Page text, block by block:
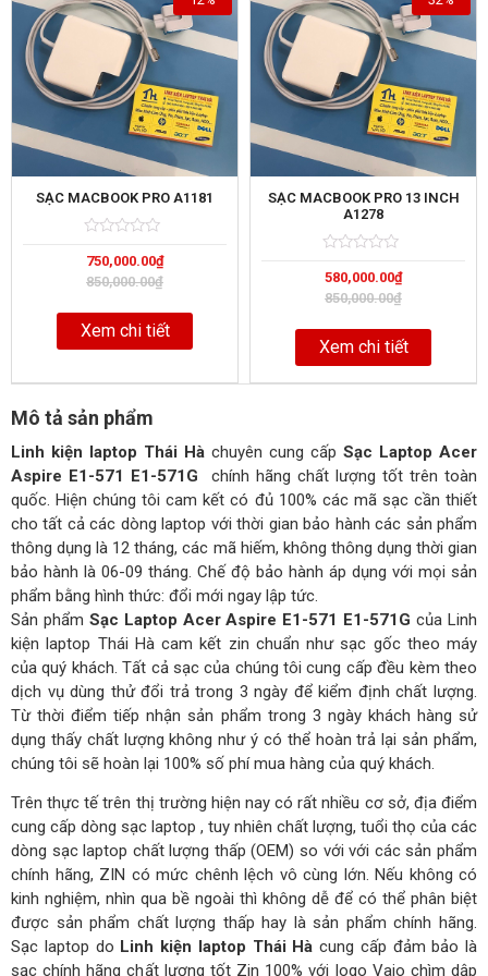
SẠC MACBOOK PRO A1181
0
out
of
850,000.00₫
750,000.00₫
Xem chi tiết
SẠC MACBOOK PRO 13 INCH
A1278
0
out
of
850,000.00₫
580,000.00₫
Xem chi tiết
Mô tả sản phẩm
Linh kiện laptop Thái Hà chuyên cung cấp Sạc Laptop Acer
Aspire E1-571 E1-571G chính hãng chất lượng tốt trên toàn
quốc. Hiện chúng tôi cam kết có đủ 100% các mã sạc cần thiết
cho tất cả các dòng laptop với thời gian bảo hành các sản phẩm
thông dụng là 12 tháng, các mã hiếm, không thông dụng thời gian
bảo hành là 06-09 tháng. Chế độ bảo hành áp dụng với mọi sản
phẩm bằng hình thức: đổi mới ngay lập tức.
Sản phẩm Sạc Laptop Acer Aspire E1-571 E1-571G của Linh
kiện laptop Thái Hà cam kết zin chuẩn như sạc gốc theo máy
của quý khách. Tất cả sạc của chúng tôi cung cấp đều kèm theo
dịch vụ dùng thử đổi trả trong 3 ngày để kiểm định chất lượng.
Từ thời điểm tiếp nhận sản phẩm trong 3 ngày khách hàng sử
dụng thấy chất lượng không như ý có thể hoàn trả lại sản phẩm,
chúng tôi sẽ hoàn lại 100% số phí mua hàng của quý khách.
Trên thực tế trên thị trường hiện nay có rất nhiều cơ sở, địa điểm
cung cấp dòng sạc laptop , tuy nhiên chất lượng, tuổi thọ của các
dòng sạc laptop chất lượng thấp (OEM) so với với các sản phẩm
chính hãng, ZIN có mức chênh lệch vô cùng lớn. Nếu không có
kinh nghiệm, nhìn qua bề ngoài thì không dễ để có thể phân biệt
được sản phẩm chất lượng thấp hay là sản phẩm chính hãng.
Sạc laptop do Linh kiện laptop Thái Hà cung cấp đảm bảo là
sạc chính hãng chất lượng tốt Zin 100% với logo Vaio chìm dập